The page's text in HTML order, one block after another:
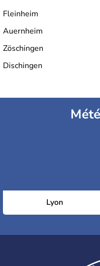
Fleinheim
Auernheim
Zöschingen
Dischingen
Lyon